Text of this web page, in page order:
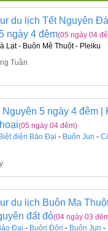
du lịch Tết Nguyên
ngày 4 đêm(05 ngày 04
Lạt - Buôn Mê Thuột - Pleiku
Tuần
5 ngày 4 đêm |
(05 ngày 04 đêm)
Biệt điện Bảo Đại - Buôn Jun -
du lịch Buôn Ma
đất đỏ(04 ngày 03
Đại - Buôn Đôn - Buôn Jun -